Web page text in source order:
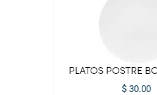
PLATOS POSTRE
$ 30.00